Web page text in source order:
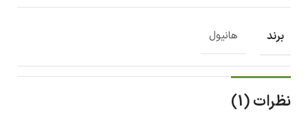
برند هانیول
نظرات (1)